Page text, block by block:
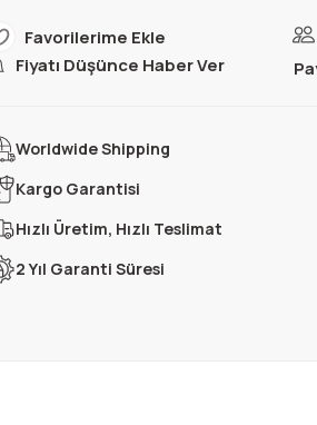
Fiyatı Düşünce Haber Ver
Worldwide Shipping
Kargo Garantisi
Hızlı Üretim, Hızlı Teslimat
2 Yıl Garanti Süresi